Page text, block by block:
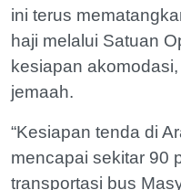
ini terus
haji melalui Satuan
kesiapan
jemaah.
“Kesiapan tenda di
mencapai sekitar 90
transportasi bus